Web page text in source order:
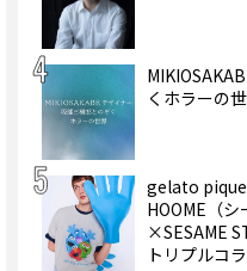
くホラーの
gelato
HOOME（シ
×SESAME
トリプルコ